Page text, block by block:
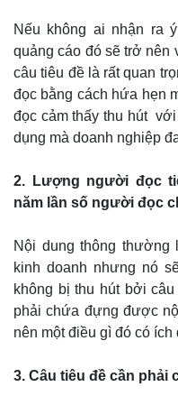
Nếu không ai nhận ra
quảng cáo đó sẽ trở nên
câu tiêu đề là rất quan
đọc bằng cách hứa hẹn
đọc cảm thấy thu hút
dụng mà doanh nghiệp
2. Lượng người đọc
năm lần số người đọc
Nội dung thông
kinh doanh nhưng nó
không bị thu hút bởi
phải chứa đựng được
nên một điều gì đó có
3. Câu tiêu đề cần phải